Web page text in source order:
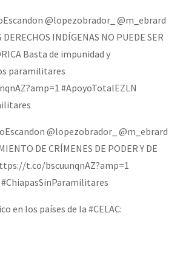
@lopezobrador_ @m_ebrard
DERECHOS INDÍGENAS NO PUEDE SER
Basta de impunidad y
paramilitares
#ApoyoTotalEZLN
@lopezobrador_ @m_ebrard
DE CRÍMENES DE PODER Y DE
t.co/bscuunqnAZ?amp=1
en los países de la #CELAC: